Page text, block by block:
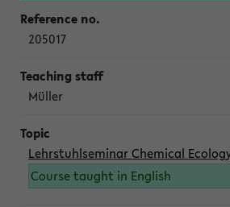
205017
Müller
Lehrstuhlseminar Chemical
Course taught in English